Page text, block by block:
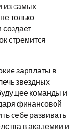
из самых
только
создает
стремится
зарплаты в
звездных
команды и
финансовой
себе развивать
в академии и